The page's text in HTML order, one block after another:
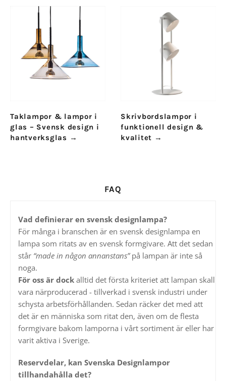
Taklampor & lampor i
glas – Svensk design i
hantverksglas →
Skrivbordslampor i
funktionell design &
kvalitet →
FAQ
Vad definierar en svensk designlampa?
För många i branschen är en svensk designlampa en
lampa som ritats av en svensk formgivare. Att det sedan
står “made in någon annanstans”på lampan är inte så
noga.
För oss är dock alltid det första kriteriet att lampan skall
vara närproducerad - tillverkad i svensk industri under
schysta arbetsförhållanden. Sedan räcker det med att
det är en människa som ritat den, även om de flesta
formgivare bakom lamporna i vårt sortiment är eller har
varit aktiva i Sverige.
Reservdelar, kan Svenska Designlampor
tillhandahålla det?